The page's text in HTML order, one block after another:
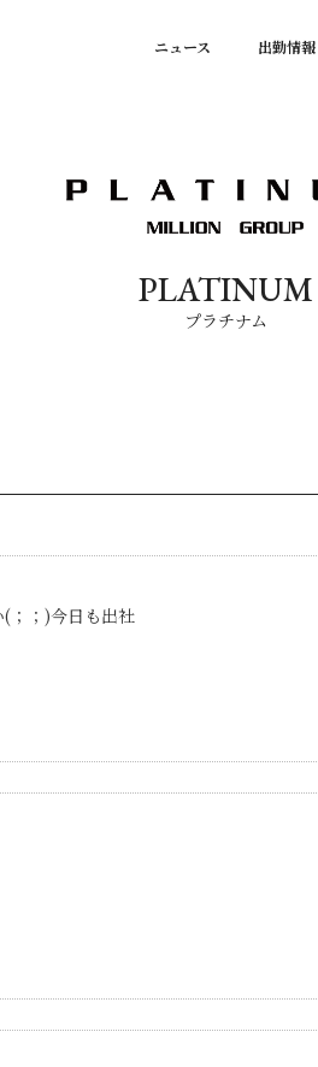
ニュース 出勤情報
PLATINUM
プラチナム
；；)今日も出社